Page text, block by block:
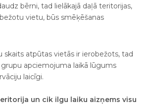
bērni, tad lielākajā daļā teritorijas,
vietu, būs smēķēšanas
skaits atpūtas vietās ir ierobežots, tad
apciemojuma laikā lūgums
laicīgi.
un cik ilgu laiku aizņems visu